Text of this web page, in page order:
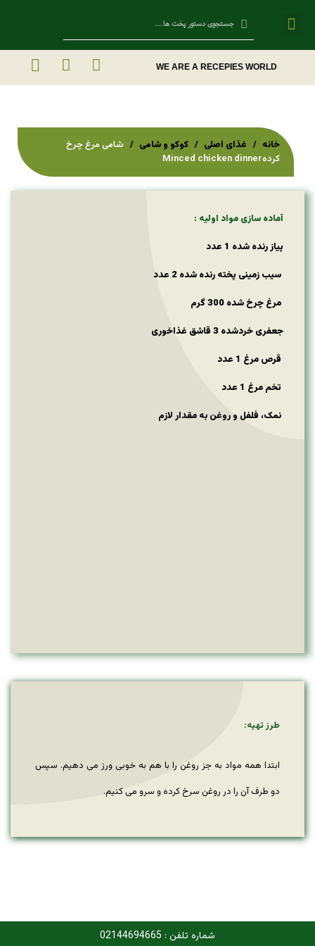
WE ARE A RECEPIES WORLD
خانه غذای اصلی کوکو و شامی
شامی مرغ چرخ
کردهMinced chicken dinner
آماده سازی مواد اولیه :
پیاز رنده شده 1 عدد
سیب زمینی پخته رنده شده 2 عدد
مرغ چرخ شده 300 گرم
جعفری خردشده 3 قاشق غذاخوری
قرص مرغ 1 عدد
تخم مرغ 1 عدد
نمک، فلفل و روغن به مقدار لازم
طرز تهیه:
ابتدا همه مواد به جز روغن را با هم به خوبی ورز می دهیم. سپس
دو طرف آن را در روغن سرخ کرده و سرو می کنیم.
شماره تلفن : 02144694665